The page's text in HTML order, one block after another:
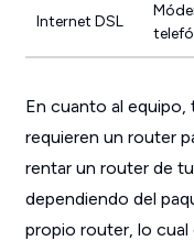
Internet DSL
En cuanto al equipo,
requieren un router
rentar un router de
dependiendo del
propio router, lo cual